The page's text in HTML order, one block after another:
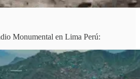
Monumental en Lima Perú: